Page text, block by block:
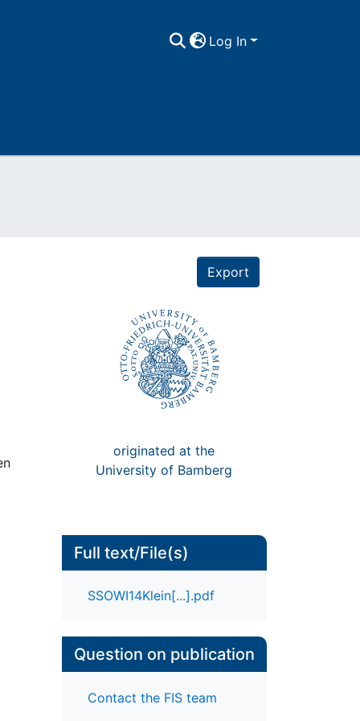
Log In
Export
originated at the
University of Bamberg
Full text/File(s)
SSOWI14Klein[...].pdf
Question on publication
Contact the FIS team